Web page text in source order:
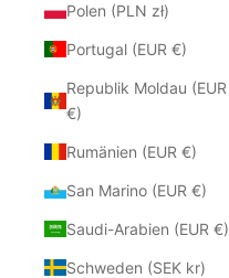
Polen (PLN zł)
Portugal (EUR €)
Republik Moldau (EUR
€)
Rumänien (EUR €)
San Marino (EUR €)
Saudi-Arabien (EUR €)
Schweden (SEK kr)